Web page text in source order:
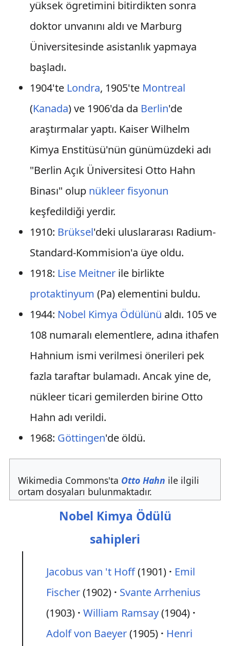
yüksek ögretimini bitirdikten sonra
doktor unvanını aldı ve Marburg
Üniversitesinde asistanlık yapmaya
başladı.
1904'te Londra, 1905'te Montreal
(Kanada) ve 1906'da da Berlin'de
araştırmalar yaptı. Kaiser Wilhelm
Kimya Enstitüsü'nün günümüzdeki adı
"Berlin Açık Üniversitesi Otto Hahn
Binası" olup nükleer fisyonun
keşfedildiği yerdir.
1910: Brüksel'deki uluslararası Radium-
Standard-Kommision'a üye oldu.
1918: Lise Meitnerile birlikte
protaktinyum (Pa) elementini buldu.
1944: Nobel Kimya Ödülünü aldı. 105 ve
108 numaralı elementlere, adına ithafen
Hahnium ismi verilmesi önerileri pek
fazla taraftar bulamadı. Ancak yine de,
nükleer ticari gemilerden birine Otto
Hahn adı verildi.
1968: Göttingen'de öldü.
Wikimedia Commons'ta Otto Hahn ile ilgili
ortam dosyaları bulunmaktadır.
Nobel Kimya Ödülü
sahipleri
Jacobus van 't Hoff(1901)
Emil
Fischer(1902)
Svante Arrhenius
(1903) William Ramsay(1904)
Adolf von Baeyer(1905)
Henri